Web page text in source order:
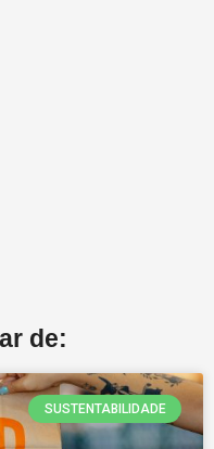
de:
SUSTENTABILIDADE